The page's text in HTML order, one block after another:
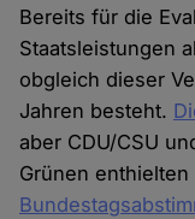
Bereits für die
Staatsleistungen
obgleich dieser
Jahren besteht.
aber CDU/CSU
Grünen